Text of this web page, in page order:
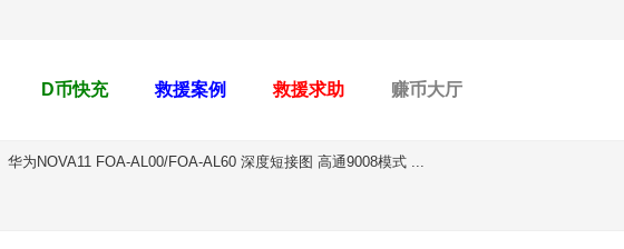
D币快充 救援案例 救援求助 赚币大厅
华为NOVA11 FOA-AL00/FOA-AL60 深度短接图 高通9008模式 ...